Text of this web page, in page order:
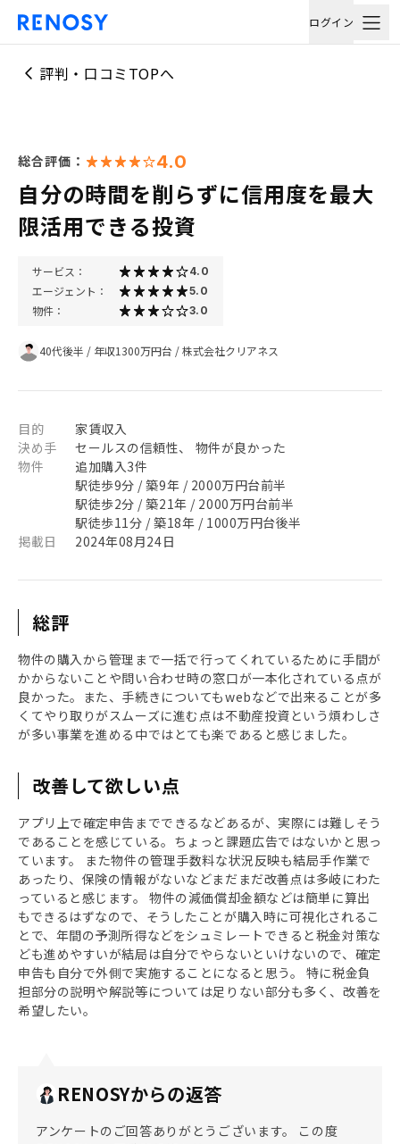
ログイン
評判・口コミTOPへ
総合評価： 4.0
自分の時間を削らずに信用度を最大
限活用できる投資
サービス： 4.0
エージェント： 5.0
物件： 3.0
40代後半 / 年収1300万円台 /株式会社クリアネス
目的
家賃収入
決め手
セールスの信頼性、 物件が良かった
物件
追加購入3件
駅徒歩9分 / 築9年 / 2000万円台前半
駅徒歩2分 / 築21年 / 2000万円台前半
駅徒歩11分 / 築18年 / 1000万円台後半
掲載日
2024年08月24日
総評
物件の購入から管理まで一括で行ってくれているために手間が
かからないことや問い合わせ時の窓口が一本化されている点が
良かった。また、手続きについてもwebなどで出来ることが多
くてやり取りがスムーズに進む点は不動産投資という煩わしさ
が多い事業を進める中ではとても楽であると感じました。
改善して欲しい点
アプリ上で確定申告までできるなどあるが、実際には難しそう
であることを感じている。ちょっと課題広告ではないかと思っ
ています。 また物件の管理手数料な状況反映も結局手作業で
あったり、保険の情報がないなどまだまだ改善点は多岐にわた
っていると感じます。 物件の減価償却金額などは簡単に算出
もできるはずなので、そうしたことが購入時に可視化されるこ
とで、年間の予測所得などをシュミレートできると税金対策な
ども進めやすいが結局は自分でやらないといけないので、確定
申告も自分で外側で実施することになると思う。 特に税金負
担部分の説明や解説等については足りない部分も多く、改善を
希望したい。
RENOSYからの返答
アンケートのご回答ありがとうございます。 この度